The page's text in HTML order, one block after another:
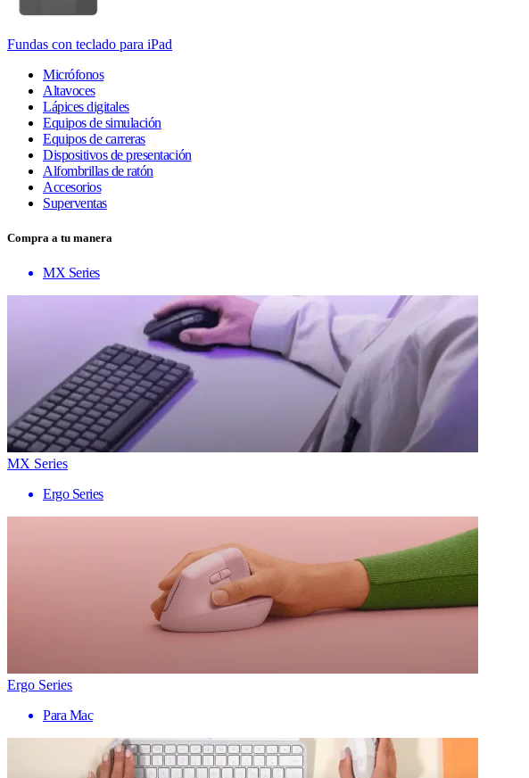
Fundas con teclado para iPad
Micrófonos
Altavoces
Lápices digitales
Equipos de simulación
Equipos de carreras
Dispositivos de presentación
Alfombrillas de ratón
Accesorios
Superventas
Compra a tu manera
MX Series
MX Series
Ergo Series
Ergo Series
Para Mac